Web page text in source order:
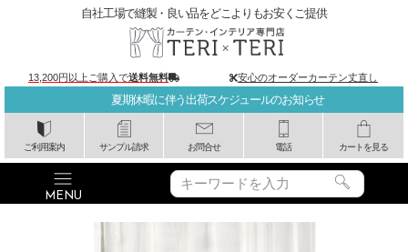
夏期休暇に伴う出荷スケジュールのお知らせ
ご利用案内 サンプル請求 お問合せ 電話 カートを見る
自社工場で縫製・良い品をどこよりもお安くご提供
13,200円以上ご購入で送料無料 安心のオーダーカーテン丈直し